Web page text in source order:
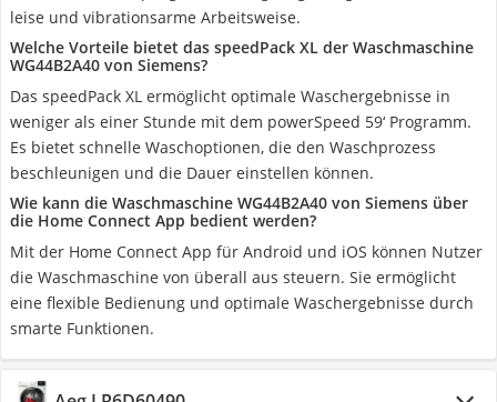
leise und vibrationsarme Arbeitsweise.
Welche Vorteile bietet das speedPack XL der Waschmaschine
WG44B2A40 von Siemens?
Das speedPack XL ermöglicht optimale Waschergebnisse in
weniger als einer Stunde mit dem powerSpeed 59‘ Programm.
Es bietet schnelle Waschoptionen, die den Waschprozess
beschleunigen und die Dauer einstellen können.
Wie kann die Waschmaschine WG44B2A40 von Siemens über
die Home Connect App bedient werden?
Mit der Home Connect App für Android und iOS können Nutzer
die Waschmaschine von überall aus steuern. Sie ermöglicht
eine flexible Bedienung und optimale Waschergebnisse durch
smarte Funktionen.